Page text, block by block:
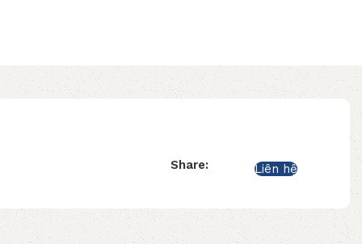
Share: Liên hệ